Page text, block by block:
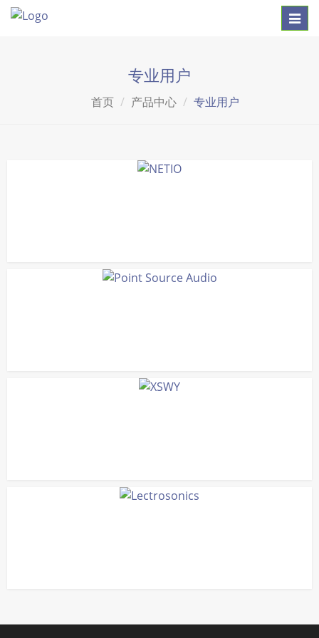
专业用户
首页 产品中心 专业用户